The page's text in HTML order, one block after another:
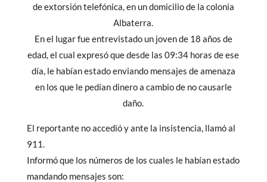
de extorsión telefónica, en un domicilio de la colonia
Albaterra.
En el lugar fue entrevistado un joven de 18 años de
edad, el cual expresó que desde las 09:34 horas de ese
día, le habían estado enviando mensajes de amenaza
en los que le pedían dinero a cambio de no causarle
daño.
El reportante no accedió y ante la insistencia, llamó al
911.
Informó que los números de los cuales le habían estado
mandando mensajes son: